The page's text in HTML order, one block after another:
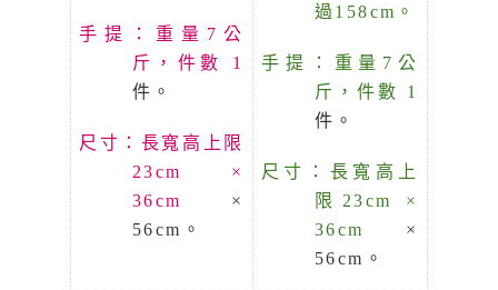
手提：重量7公
斤，件數 1
件。
尺寸：長寬高上限
23cm ×
36cm ×
56cm。
過158cm。
手提：重量7公
斤，件數 1
件。
尺寸：長寬高上
限23cm ×
36cm ×
56cm。